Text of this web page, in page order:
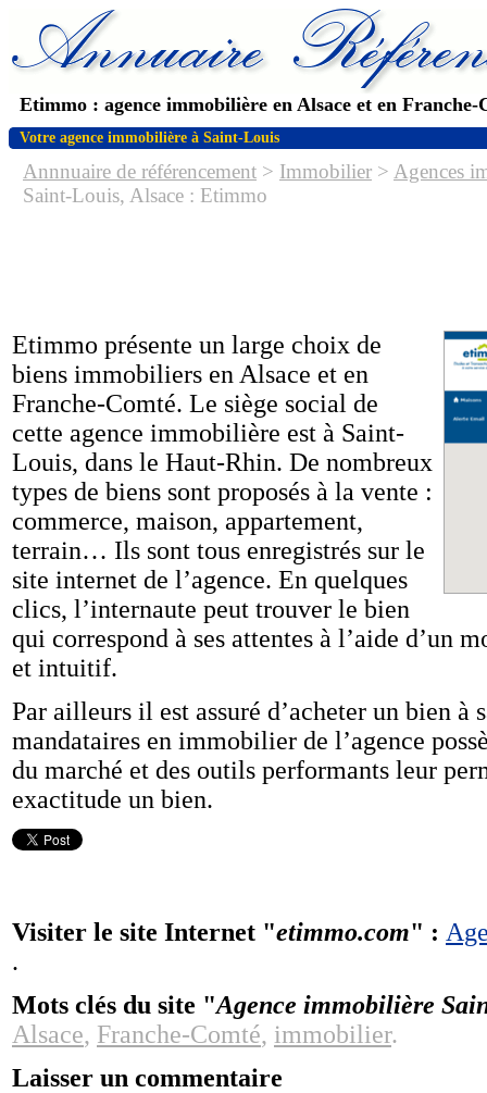
Etimmo : agence immobilière en Alsace et en Franche-
Votre agence immobilière à Saint-Louis
Annnuaire de référencement > Immobilier > Agences
Saint-Louis, Alsace : Etimmo
Etimmo présente un large choix de
biens immobiliers en Alsace et en
Franche-Comté. Le siège social de
cette agence immobilière est à Saint-
Louis, dans le Haut-Rhin. De nombreux
types de biens sont proposés à la vente :
commerce, maison, appartement,
terrain… Ils sont tous enregistrés sur le
site internet de l’agence. En quelques
clics, l’internaute peut trouver le bien
qui correspond à ses attentes à l’aide d’un
et intuitif.
Par ailleurs il est assuré d’acheter un bien à
mandataires en immobilier de l’agence
du marché et des outils performants leur
exactitude un bien.
Visiter le site Internet "etimmo.com" :
.
Mots clés du site "Agence immobilière
Alsace, Franche-Comté, immobilier.
Laisser un commentaire